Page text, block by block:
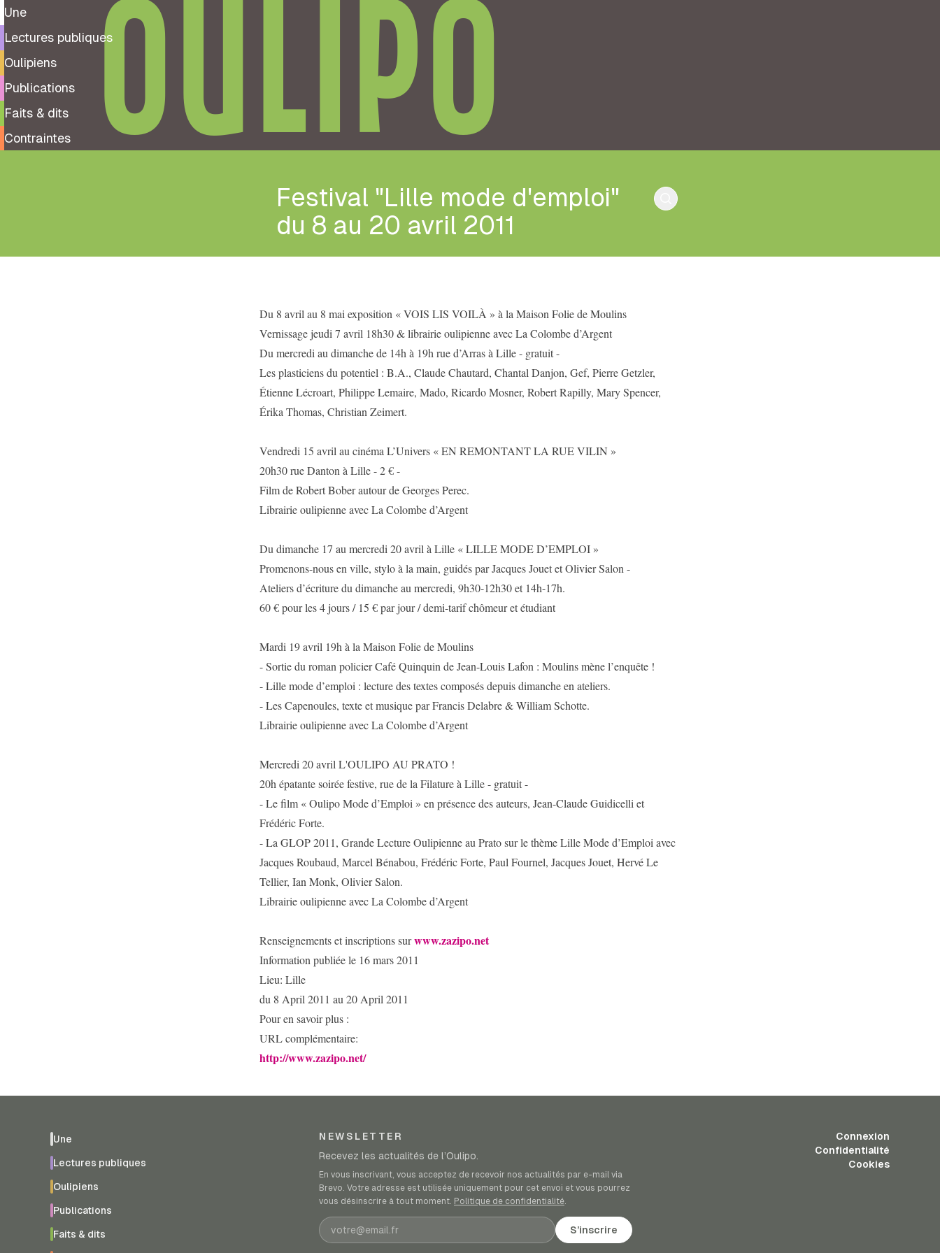
Une
Lectures publiques
Oulipiens
Publications
Faits & dits
Contraintes
OULIPO
Festival "Lille mode d'emploi"
du 8 au 20 avril 2011
Du 8 avril au 8 mai exposition « VOIS LIS VOILÀ » à la Maison Folie de Moulins
Vernissage jeudi 7 avril 18h30 & librairie oulipienne avec La Colombe d’Argent
Du mercredi au dimanche de 14h à 19h rue d’Arras à Lille - gratuit -
Les plasticiens du potentiel : B.A., Claude Chautard, Chantal Danjon, Gef, Pierre Getzler,
Étienne Lécroart, Philippe Lemaire, Mado, Ricardo Mosner, Robert Rapilly, Mary Spencer,
Érika Thomas, Christian Zeimert.
Vendredi 15 avril au cinéma L’Univers « EN REMONTANT LA RUE VILIN »
20h30 rue Danton à Lille - 2 € -
Film de Robert Bober autour de Georges Perec.
Librairie oulipienne avec La Colombe d’Argent
Du dimanche 17 au mercredi 20 avril à Lille « LILLE MODE D’EMPLOI »
Promenons-nous en ville, stylo à la main, guidés par Jacques Jouet et Olivier Salon -
Ateliers d’écriture du dimanche au mercredi, 9h30-12h30 et 14h-17h.
60 € pour les 4 jours / 15 € par jour / demi-tarif chômeur et étudiant
Mardi 19 avril 19h à la Maison Folie de Moulins
- Sortie du roman policier Café Quinquin de Jean-Louis Lafon : Moulins mène l’enquête !
- Lille mode d’emploi : lecture des textes composés depuis dimanche en ateliers.
- Les Capenoules, texte et musique par Francis Delabre & William Schotte.
Librairie oulipienne avec La Colombe d’Argent
Mercredi 20 avril L'OULIPO AU PRATO !
20h épatante soirée festive, rue de la Filature à Lille - gratuit -
- Le film « Oulipo Mode d’Emploi » en présence des auteurs, Jean-Claude Guidicelli et
Frédéric Forte.
- La GLOP 2011, Grande Lecture Oulipienne au Prato sur le thème Lille Mode d’Emploi avec
Jacques Roubaud, Marcel Bénabou, Frédéric Forte, Paul Fournel, Jacques Jouet, Hervé Le
Tellier, Ian Monk, Olivier Salon.
Librairie oulipienne avec La Colombe d’Argent
Renseignements et inscriptions surwww.zazipo.net
Information publiée le 16 mars 2011
Lieu: Lille
du 8 April 2011 au 20 April 2011
Pour en savoir plus :
URL complémentaire:
http://www.zazipo.net/
Une
Lectures publiques
Oulipiens
Publications
Faits & dits
NEWSLETTER
Recevez les actualités de l’Oulipo.
En vous inscrivant, vous acceptez de recevoir nos actualités par e-mail via
Brevo. Votre adresse est utilisée uniquement pour cet envoi et vous pourrez
vous désinscrire à tout moment. Politique de confidentialité.
Adresse e-mail S’inscrire
Connexion
Confidentialité
Cookies